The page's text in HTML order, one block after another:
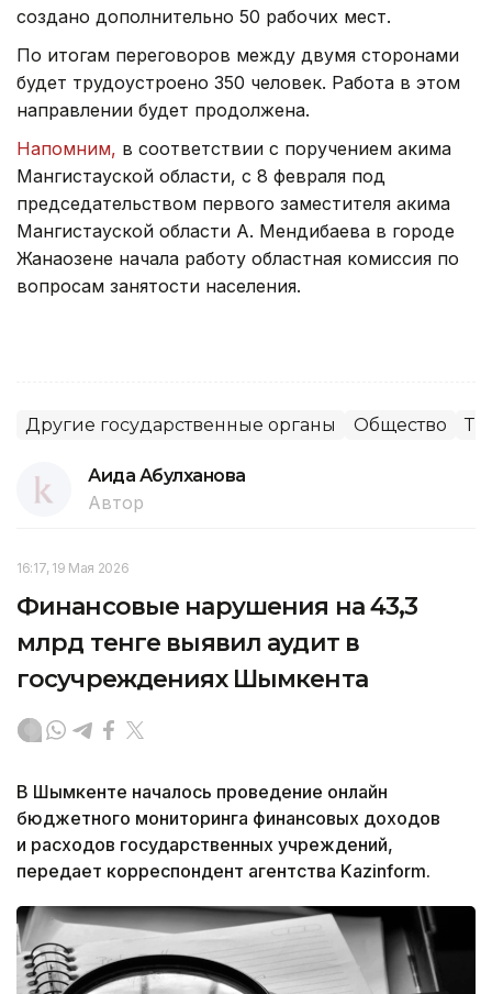
создано дополнительно 50 рабочих мест.
По итогам переговоров между двумя сторонами
будет трудоустроено 350 человек. Работа в этом
направлении будет продолжена.
Напомним, в соответствии с поручением акима
Мангистауской области, с 8 февраля под
председательством первого заместителя акима
Мангистауской области А. Мендибаева в городе
Жанаозене начала работу областная комиссия по
вопросам занятости населения.
Другие государственные органы Общество
Аида Абулханова
Автор
16:17, 19 Мая 2026
Финансовые нарушения на 43,3
млрд тенге выявил аудит в
госучреждениях Шымкента
В Шымкенте началось проведение онлайн
бюджетного мониторинга финансовых доходов
и расходов государственных учреждений,
передает корреспондент агентства Kazinform.